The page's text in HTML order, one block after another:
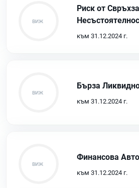
Риск от
към 31.12.2024 г.
Бърза
към 31.12.2024 г.
Финансова
към 31.12.2024 г.